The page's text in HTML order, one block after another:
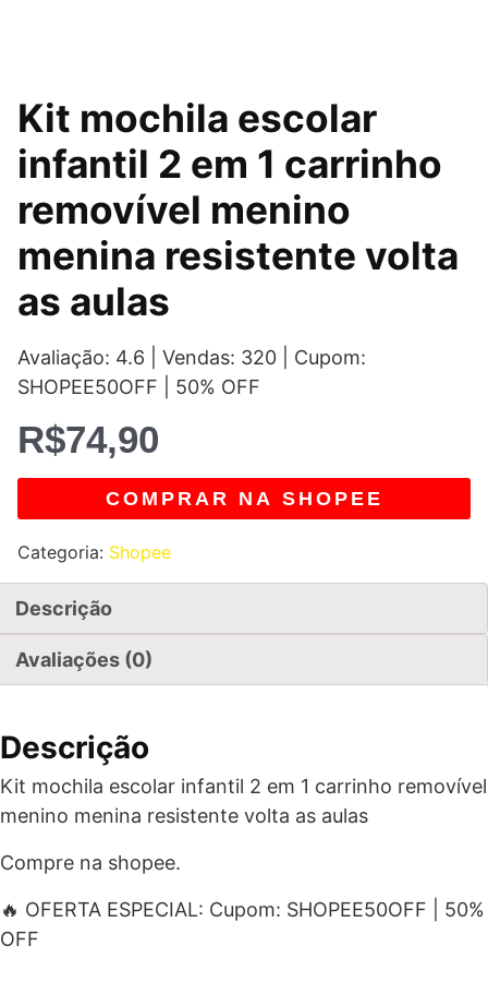
Kit mochila escolar
infantil 2 em 1 carrinho
removível menino
menina resistente volta
as aulas
Avaliação: 4.6 | Vendas: 320 | Cupom:
SHOPEE50OFF | 50% OFF
R$74,90
COMPRAR NA SHOPEE
Categoria: Shopee
Descrição
Avaliações (0)
Descrição
Kit mochila escolar infantil 2 em 1 carrinho removível
menino menina resistente volta as aulas
Compre na shopee.
🔥 OFERTA ESPECIAL: Cupom: SHOPEE50OFF | 50%
OFF